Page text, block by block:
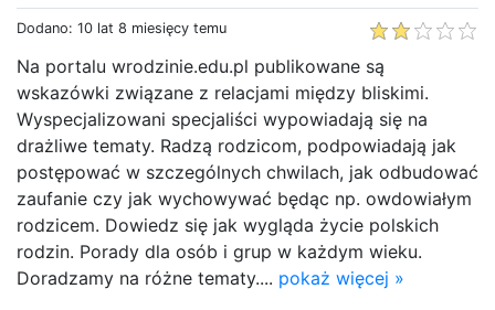
Dodano: 10 lat 8 miesięcy temu
Na portalu wrodzinie.edu.pl publikowane są
wskazówki związane z relacjami między bliskimi.
Wyspecjalizowani specjaliści wypowiadają się na
drażliwe tematy. Radzą rodzicom, podpowiadają jak
postępować w szczególnych chwilach, jak odbudować
zaufanie czy jak wychowywać będąc np. owdowiałym
rodzicem. Dowiedz się jak wygląda życie polskich
rodzin. Porady dla osób i grup w każdym wieku.
Doradzamy na różne tematy.... pokaż więcej »